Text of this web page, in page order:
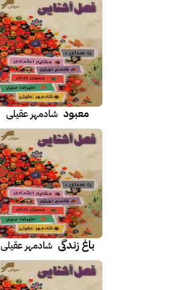
معبود شادمهر عقیلی
باغ زندگی شادمهر عقیلی